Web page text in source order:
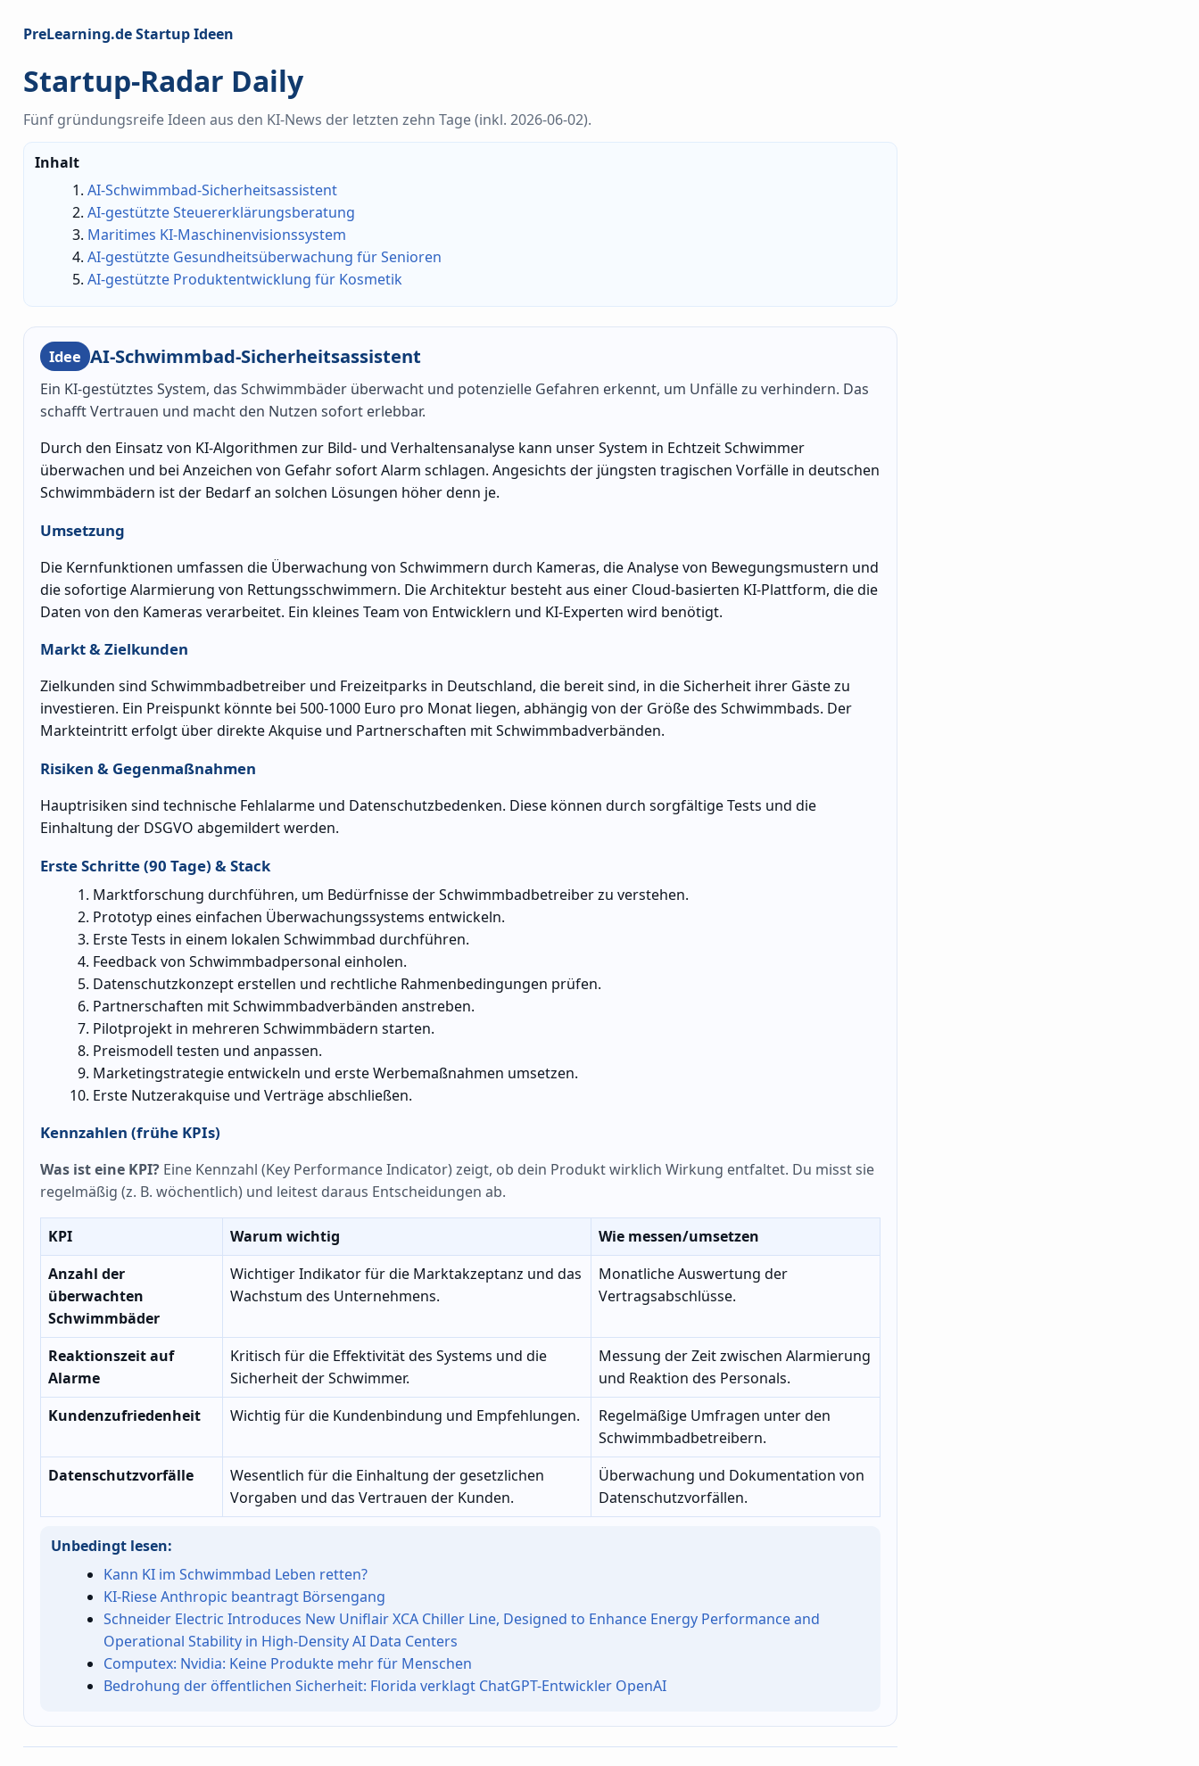
PreLearning.de Startup Ideen
Startup-Radar Daily
Fünf gründungsreife Ideen aus den KI-News der letzten zehn Tage (inkl. 2026-06-02).
Inhalt
AI-Schwimmbad-Sicherheitsassistent
AI-gestützte Steuererklärungsberatung
Maritimes KI-Maschinenvisionssystem
AI-gestützte Gesundheitsüberwachung für Senioren
AI-gestützte Produktentwicklung für Kosmetik
Idee AI-Schwimmbad-Sicherheitsassistent
Ein KI-gestütztes System, das Schwimmbäder überwacht und potenzielle Gefahren erkennt, um Unfälle zu verhindern. Das
schafft Vertrauen und macht den Nutzen sofort erlebbar.
Durch den Einsatz von KI-Algorithmen zur Bild- und Verhaltensanalyse kann unser System in Echtzeit Schwimmer
überwachen und bei Anzeichen von Gefahr sofort Alarm schlagen. Angesichts der jüngsten tragischen Vorfälle in deutschen
Schwimmbädern ist der Bedarf an solchen Lösungen höher denn je.
Umsetzung
Die Kernfunktionen umfassen die Überwachung von Schwimmern durch Kameras, die Analyse von Bewegungsmustern und
die sofortige Alarmierung von Rettungsschwimmern. Die Architektur besteht aus einer Cloud-basierten KI-Plattform, die die
Daten von den Kameras verarbeitet. Ein kleines Team von Entwicklern und KI-Experten wird benötigt.
Markt & Zielkunden
Zielkunden sind Schwimmbadbetreiber und Freizeitparks in Deutschland, die bereit sind, in die Sicherheit ihrer Gäste zu
investieren. Ein Preispunkt könnte bei 500-1000 Euro pro Monat liegen, abhängig von der Größe des Schwimmbads. Der
Markteintritt erfolgt über direkte Akquise und Partnerschaften mit Schwimmbadverbänden.
Risiken & Gegenmaßnahmen
Hauptrisiken sind technische Fehlalarme und Datenschutzbedenken. Diese können durch sorgfältige Tests und die
Einhaltung der DSGVO abgemildert werden.
Erste Schritte (90 Tage) & Stack
Marktforschung durchführen, um Bedürfnisse der Schwimmbadbetreiber zu verstehen.
Prototyp eines einfachen Überwachungssystems entwickeln.
Erste Tests in einem lokalen Schwimmbad durchführen.
Feedback von Schwimmbadpersonal einholen.
Datenschutzkonzept erstellen und rechtliche Rahmenbedingungen prüfen.
Partnerschaften mit Schwimmbadverbänden anstreben.
Pilotprojekt in mehreren Schwimmbädern starten.
Preismodell testen und anpassen.
Marketingstrategie entwickeln und erste Werbemaßnahmen umsetzen.
Erste Nutzerakquise und Verträge abschließen.
Kennzahlen (frühe KPIs)
Was ist eine KPI? Eine Kennzahl (Key Performance Indicator) zeigt, ob dein Produkt wirklich Wirkung entfaltet. Du misst sie
regelmäßig (z. B. wöchentlich) und leitest daraus Entscheidungen ab.
KPI Warum wichtig
Wie messen/umsetzen
Anzahl der
überwachten
Schwimmbäder
Wichtiger Indikator für die Marktakzeptanz und das
Wachstum des Unternehmens.
Monatliche Auswertung der
Vertragsabschlüsse.
Reaktionszeit auf
Alarme
Kritisch für die Effektivität des Systems und die
Sicherheit der Schwimmer.
Messung der Zeit zwischen Alarmierung
und Reaktion des Personals.
Kundenzufriedenheit
Wichtig für die Kundenbindung und Empfehlungen.
Regelmäßige Umfragen unter den
Schwimmbadbetreibern.
Datenschutzvorfälle
Wesentlich für die Einhaltung der gesetzlichen
Vorgaben und das Vertrauen der Kunden.
Überwachung und Dokumentation von
Datenschutzvorfällen.
Unbedingt lesen:
Kann KI im Schwimmbad Leben retten?
KI-Riese Anthropic beantragt Börsengang
Schneider Electric Introduces New Uniflair XCA Chiller Line, Designed to Enhance Energy Performance and
Operational Stability in High-Density AI Data Centers
Computex: Nvidia: Keine Produkte mehr für Menschen
Bedrohung der öffentlichen Sicherheit: Florida verklagt ChatGPT-Entwickler OpenAI